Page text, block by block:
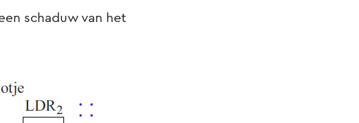
schaduw van het